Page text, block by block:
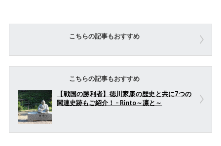
こちらの記事もおすすめ
こちらの記事もおすすめ
【戦国の勝利者】徳川家康の歴史と共に7つの
関連史跡もご紹介！ – Rinto～凛と～